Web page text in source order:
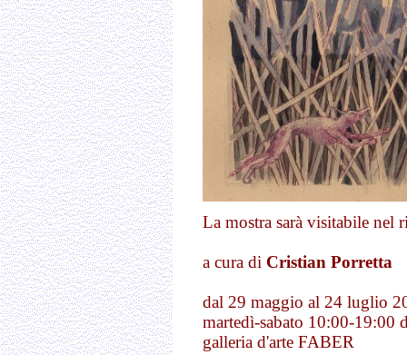
La mostra sarà visitabile nel
a cura di Cristian Porretta
dal 29 maggio al 24 luglio
martedì-sabato 10:00-19:00
galleria d'arte FABER